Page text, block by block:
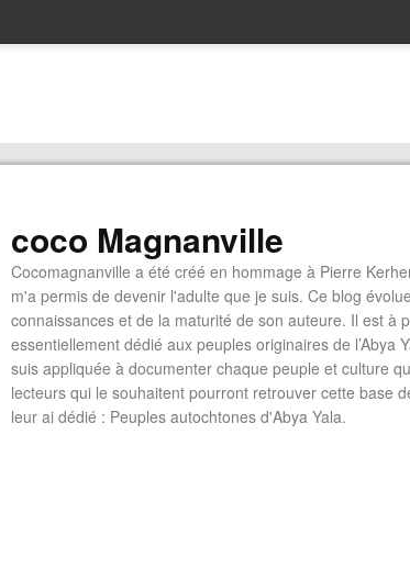
coco Magnanville
Cocomagnanville a été créé en hommage à Pierre
m'a permis de devenir l'adulte que je suis. Ce blog
connaissances et de la maturité de son auteure. Il est à
essentiellement dédié aux peuples originaires de l’Abya
suis appliquée à documenter chaque peuple et culture
lecteurs qui le souhaitent pourront retrouver cette base
leur ai dédié : Peuples autochtones d'Abya Yala.